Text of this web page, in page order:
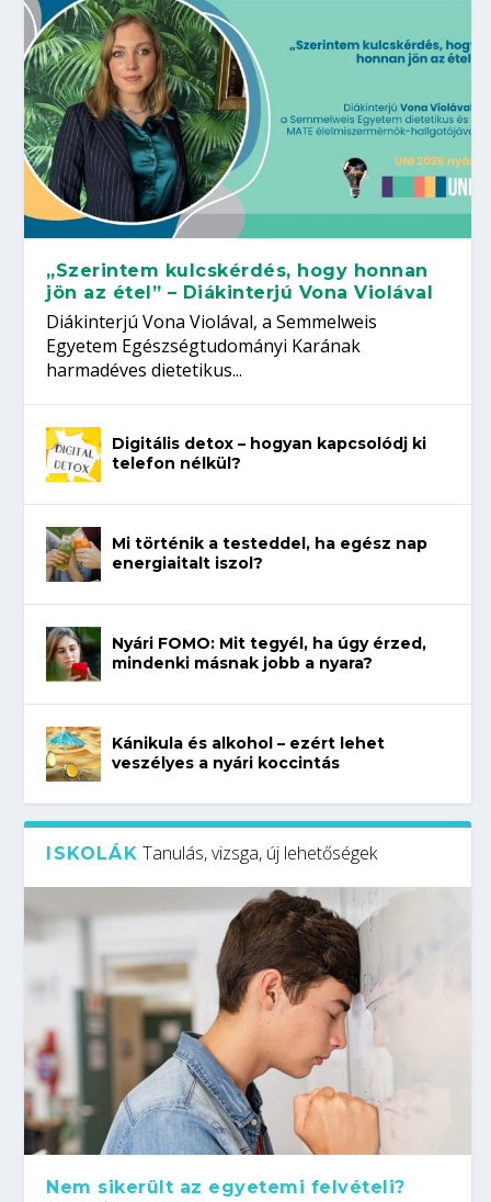
„Szerintem kulcskérdés, hogy honnan
jön az étel” – Diákinterjú Vona Violával
Diákinterjú Vona Violával, a Semmelweis
Egyetem Egészségtudományi Karának
harmadéves dietetikus...
Digitális detox – hogyan kapcsolódj ki
telefon nélkül?
Mi történik a testeddel, ha egész nap
energiaitalt iszol?
Nyári FOMO: Mit tegyél, ha úgy érzed,
mindenki másnak jobb a nyara?
Kánikula és alkohol – ezért lehet
veszélyes a nyári koccintás
ISKOLÁK Tanulás, vizsga, új lehetőségek
Nem sikerült az egyetemi felvételi?